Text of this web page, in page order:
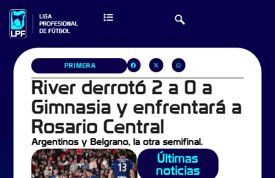
PRIMERA
River derrotó 2 a 0 a
Gimnasia y enfrentará a
Rosario Central
Argentinos y Belgrano, la otra semifinal.
Últimas
noticias